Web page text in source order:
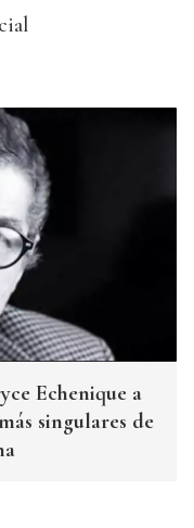
Echenique a
singulares de